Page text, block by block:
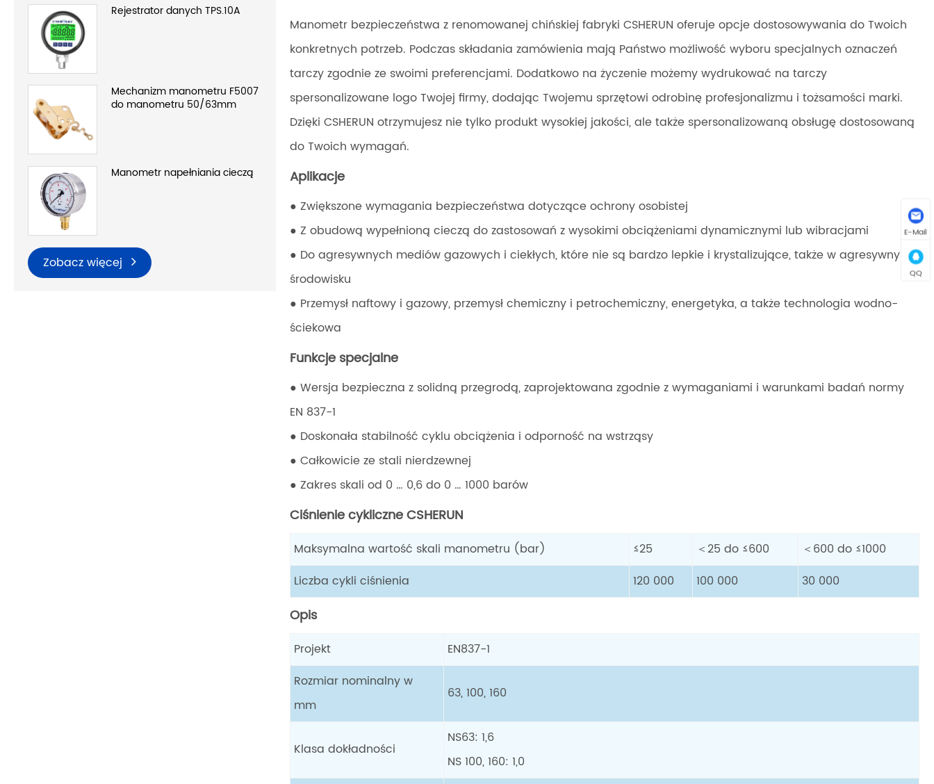
Rejestrator danych TPS.10A
Mechanizm manometru F5007
do manometru 50/63mm
Manometr napełniania cieczą
Zobacz więcej
Manometr bezpieczeństwa z renomowanej chińskiej fabryki CSHERUN oferuje opcje dostosowywania do Twoich
konkretnych potrzeb. Podczas składania zamówienia mają Państwo możliwość wyboru specjalnych oznaczeń
tarczy zgodnie ze swoimi preferencjami. Dodatkowo na życzenie możemy wydrukować na tarczy
spersonalizowane logo Twojej firmy, dodając Twojemu sprzętowi odrobinę profesjonalizmu i tożsamości marki.
Dzięki CSHERUN otrzymujesz nie tylko produkt wysokiej jakości, ale także spersonalizowaną obsługę dostosowaną
do Twoich wymagań.
Aplikacje
● Zwiększone wymagania bezpieczeństwa dotyczące ochrony osobistej
● Z obudową wypełnioną cieczą do zastosowań z wysokimi obciążeniami dynamicznymi lub wibracjami
● Do agresywnych mediów gazowych i ciekłych, które nie są bardzo lepkie i krystalizujące, także w agresywnym
środowisku
● Przemysł naftowy i gazowy, przemysł chemiczny i petrochemiczny, energetyka, a także technologia wodno-
ściekowa
Funkcje specjalne
● Wersja bezpieczna z solidną przegrodą, zaprojektowana zgodnie z wymaganiami i warunkami badań normy
EN 837-1
● Doskonała stabilność cyklu obciążenia i odporność na wstrząsy
● Całkowicie ze stali nierdzewnej
● Zakres skali od 0 … 0,6 do 0 … 1000 barów
Ciśnienie cykliczne CSHERUN
Maksymalna wartość skali manometru (bar) ≤25 ＜25 do ≤600
＜600 do ≤1000
Liczba cykli ciśnienia
120 000 100 000 30 000
Opis
Projekt
EN837-1
Rozmiar nominalny w
mm
63, 100, 160
Klasa dokładności
NS63: 1,6
NS 100, 160: 1,0
E-Mail
QQ